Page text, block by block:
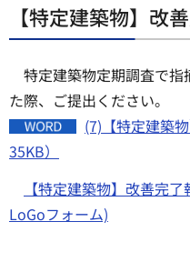
【特定建築物】改
特定建築物定期調査で
た際、ご提出ください。
(7)【特定建築
35KB）
【特定建築物】改善完
LoGoフォーム)